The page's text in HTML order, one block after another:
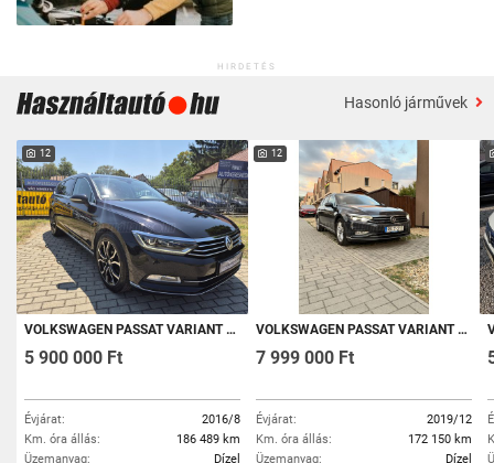
HIRDETÉS
Hasonló járművek
12
VOLKSWAGEN PASSAT VARIANT 2.0 TDI BMT HIGHLINE SÉRÜLÉSMENTES.ROZSDAMENTES.DIGIT KLÍMA.ABS.ESP.ASR.4XŰLÉSFŰTÉS.186489KM!!!NAGYON
5 900 000 Ft
Évjárat:
2016/8
Km. óra állás:
186 489 km
Üzemanyag:
Dízel
12
VOLKSWAGEN PASSAT VARIANT 2.0 TDI SCR ELEGANCE DSG 1 TUL. MATRIX LED. FULL BŐR. ÜLÉSHŰTÉS. ELEKTROMOS NAPFÉNYTETŐ. ELLENŐRIZHETŐ. V
7 999 000 Ft
Évjárat:
2019/12
Km. óra állás:
172 150 km
Üzemanyag:
Dízel